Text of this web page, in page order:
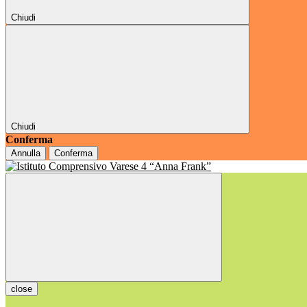
Chiudi
Chiudi
Conferma
Annulla Conferma
close